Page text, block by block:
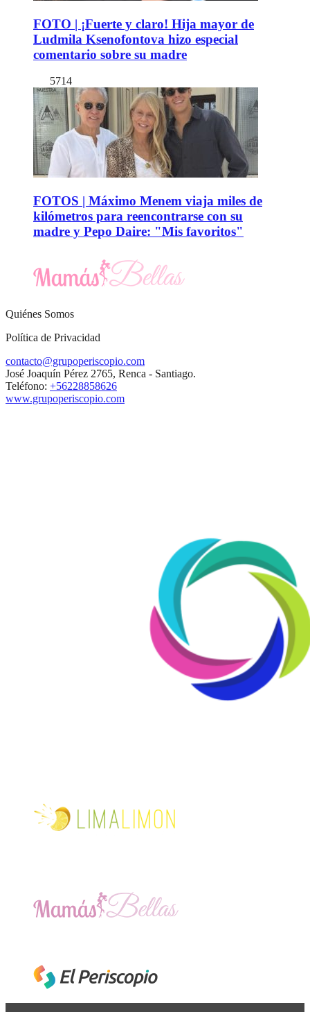
FOTO | ¡Fuerte y claro! Hija mayor de
Ludmila Ksenofontova hizo especial
comentario sobre su madre
5714
FOTOS | Máximo Menem viaja miles de
kilómetros para reencontrarse con su
madre y Pepo Daire: "Mis favoritos"
Quiénes Somos
Política de Privacidad
contacto@grupoperiscopio.com
José Joaquín Pérez 2765, Renca - Santiago.
Teléfono: +56228858626
www.grupoperiscopio.com